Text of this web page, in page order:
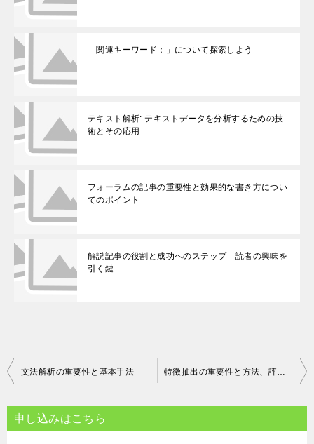
「関連キーワード：」について探索しよう
テキスト解析: テキストデータを分析するための技
術とその応用
フォーラムの記事の重要性と効果的な書き方につい
てのポイント
解説記事の役割と成功へのステップ 読者の興味を
引く鍵
投
ナ
文法解析の重要性と基本手法 特徴抽出の重要性と方法、評価、応用例について
申し込みはこちら